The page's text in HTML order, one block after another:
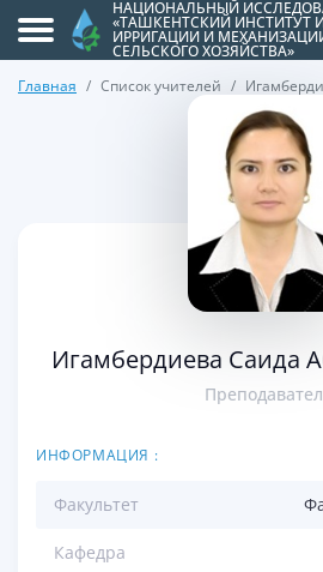
НАЦИОНАЛЬНЫЙ
«ТАШКЕНТСКИЙ ИНСТИТУТ
ИРРИГАЦИИ И
СЕЛЬСКОГО ХОЗЯЙСТВА»
Главная Список учителей
Игамбердиева Саида
ИНФОРМАЦИЯ :
Факультет
Кафедра